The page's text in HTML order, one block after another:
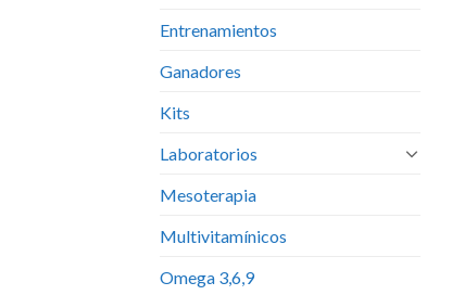
Entrenamientos
Ganadores
Kits
Laboratorios
Mesoterapia
Multivitamínicos
Omega 3,6,9